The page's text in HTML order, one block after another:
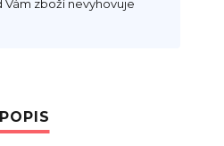
Vám zboží nevyhovuje